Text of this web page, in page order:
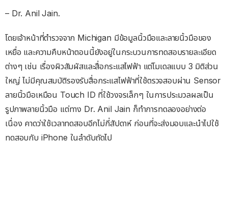
– Dr. Anil Jain.
โดยเจ้าหน้าที่ตำรวจจาก Michigan มีข้อมูลนิ้วมือและลายนิ้วมือของ
เหยื่อ และความคืบหน้าตอนนี้ยังอยู่ในกระบวนการทดสอบรายละเอียด
ต่างๆ เช่น เรื่องผิวสัมผัสและสื่อกระแสไฟฟ้า แต่โมเดลแบบ 3 มิติส่วน
ใหญ่ ไม่มีคุณสมบัติรองรับสื่อกระแสไฟฟ้าที่ใช้ตรวจสอบผ่าน Sensor
ลายนิ้วมือเหมือน Touch ID ที่ใช้วงจรเล็กๆ ในการประมวลผลเป็น
รูปภาพลายนิ้วมือ แต่ทาง Dr. Anil Jain ก็ทำการทดลองอย่างต่อ
เนื่อง คาดว่าใช้เวลาทดสอบอีกไม่กี่สัปดาห์ ก่อนที่จะส่งมอบและนำไปใช้
ทดสอบกับ iPhone ในลำดับถัดไป